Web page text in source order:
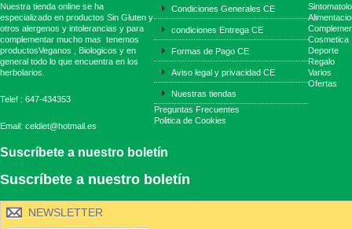
Nuestra tienda online se ha
especializado en productos Sin Gluten y
otros alergenos y intolerancias y para
complementar mucho mas tenemos
productosVeganos , Biologicos y en
general todo lo que encuentra en los
herbolarios.
Telef : 647-434353
Email: celdiet@hotmail.es
Condiciones Generales CE
condiciones Entrega CE
Formas de Pago CE
Aviso legal y privacidad CE
Nuestras tiendas
Preguntas Frecuentes
Politica de Cookies
Cosmetica
Deporte
Regalo
Varios
Ofertas
Suscríbete a nuestro boletín
Suscríbete a nuestro boletín
NEWSLETTER